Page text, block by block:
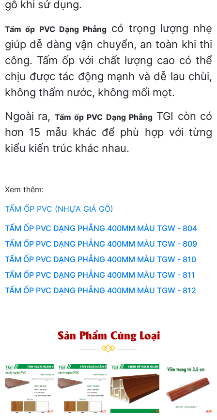
gỗ khi sử dụng.
Tấm ốp PVC Dạng Phẳng có trọng lượng nhẹ
giúp dễ dàng vận chuyển, an toàn khi thi
công. Tấm ốp với chất lượng cao có thể
chịu được tác động mạnh và dễ lau chùi,
không thấm nước, không mối mọt.
Ngoài ra, Tấm ốp PVC Dạng Phẳng TGI còn có
hơn 15 mẫu khác để phù hợp với từng
kiểu kiến trúc khác nhau.
Xem thêm:
TẤM ỐP PVC (NHỰA GIẢ GỖ)
TẤM ỐP PVC DẠNG PHẲNG 400MM MÀU TGW - 804
TẤM ỐP PVC DẠNG PHẲNG 400MM MÀU TGW - 809
TẤM ỐP PVC DẠNG PHẲNG 400MM MÀU TGW - 810
TẤM ỐP PVC DẠNG PHẲNG 400MM MÀU TGW - 811
TẤM ỐP PVC DẠNG PHẲNG 400MM MÀU TGW - 812
Sản Phẩm Cùng Loại